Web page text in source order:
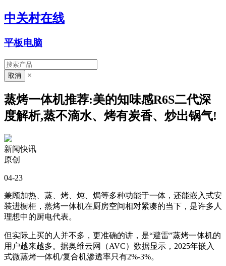
中关村在线
平板电脑
×
蒸烤一体机推荐:美的知味感R6S二代深
度解析,蒸不滴水、烤有炭香、炒出锅气!
新闻快讯
原创
04-23
兼顾加热、蒸、烤、炖、焗等多种功能于一体，还能嵌入式安
装进橱柜，蒸烤一体机在厨房空间相对紧凑的当下，是许多人
理想中的厨电代表。
但实际上买的人并不多，更准确的讲，是“避雷”蒸烤一体机的
用户越来越多。据奥维云网（AVC）数据显示，2025年嵌入
式微蒸烤一体机/复合机渗透率只有2%-3%。